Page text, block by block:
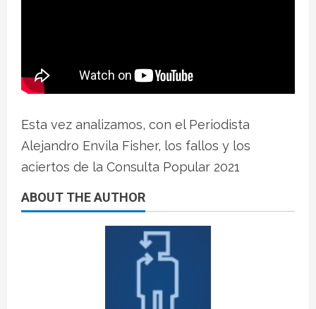
Esta vez analizamos, con el Periodista
Alejandro Envila Fisher, los fallos y los
aciertos de la Consulta Popular 2021
ABOUT THE AUTHOR